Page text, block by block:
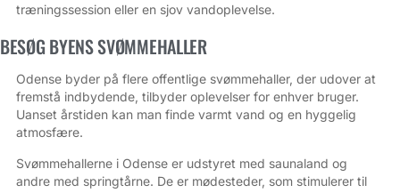
træningssession eller en sjov vandoplevelse.
BESØG BYENS SVØMMEHALLER
Odense byder på flere offentlige svømmehaller, der udover at
fremstå indbydende, tilbyder oplevelser for enhver bruger.
Uanset årstiden kan man finde varmt vand og en hyggelig
atmosfære.
Svømmehallerne i Odense er udstyret med saunaland og
andre med springtårne. De er mødesteder, som stimulerer til